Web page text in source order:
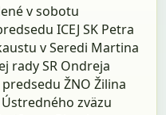
v sobotu
ICEJ SK Petra
v Seredi Martina
rady SR Ondreja
ŽNO Žilina
zväzu